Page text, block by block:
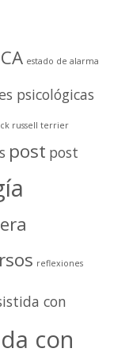
estado de alarma
psicológicas
russell terrier
post post
reflexiones
con
con